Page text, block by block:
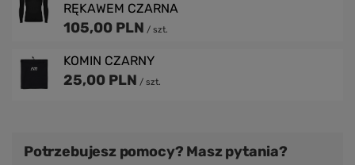
RĘKAWEM CZARNA
105,00 PLN / szt.
KOMIN CZARNY
25,00 PLN / szt.
Potrzebujesz pomocy? Masz pytania?